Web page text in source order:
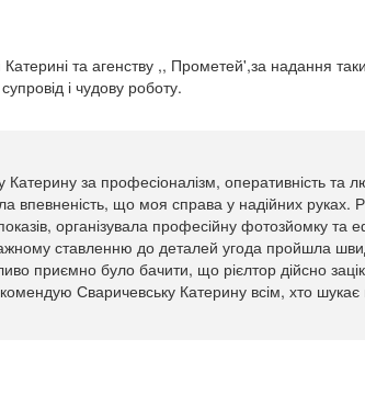
та агенству ,, Прометей',за надання
і чудову роботу.
за професіоналізм, оперативність та
впевненість, що моя справа у надійних руках.
організувала професійну фотозйомку та
ставленню до деталей угода пройшла
приємно було бачити, що рієлтор дійсно
Сваричевську Катерину всім, хто шукає